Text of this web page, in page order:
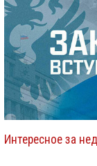
Интересное за